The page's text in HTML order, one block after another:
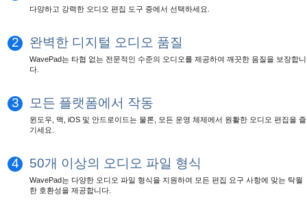
다양하고 강력한 오디오 편집 도구 중에서 선택하세요.
2 완벽한 디지털 오디오 품질
WavePad는 타협 없는 전문적인 수준의 오디오를 제공하여 깨끗한 음질을 보장합니
다.
3 모든 플랫폼에서 작동
윈도우, 맥, iOS 및 안드로이드는 물론, 모든 운영 체제에서 원활한 오디오 편집을 즐
기세요.
4 50개 이상의 오디오 파일 형식
WavePad는 다양한 오디오 파일 형식을 지원하여 모든 편집 요구 사항에 맞는 탁월
한 호환성을 제공합니다.